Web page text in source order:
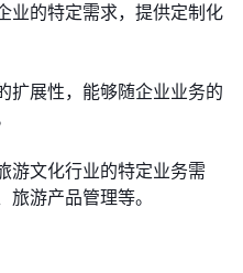
业的特定需求，提供定制化
扩展性，能够随企业业务的
游文化行业的特定业务需
游产品管理等。